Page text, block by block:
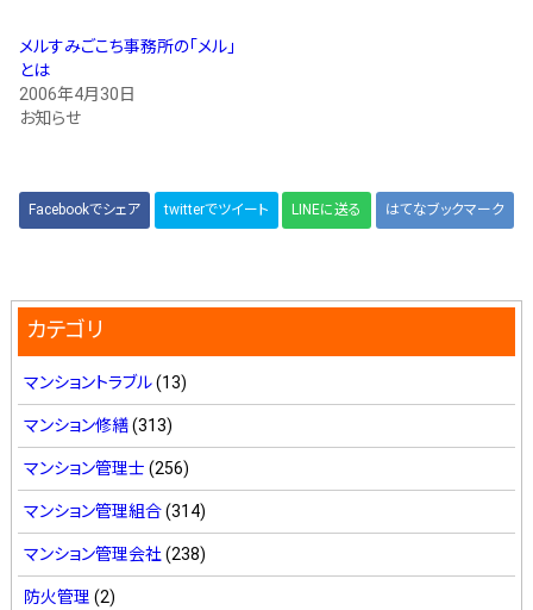
メルすみごこち事務所の「メル」
とは
2006年4月30日
お知らせ
Facebookでシェア twitterでツイート LINEに送る はてなブックマーク
カテゴリ
マンショントラブル(13)
マンション修繕(313)
マンション管理士 (256)
マンション管理組合(314)
マンション管理会社 (238)
防火管理 (2)